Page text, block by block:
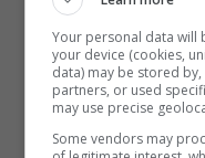
مواجهة
Your personal data
your device (cookies,
data) may be stored
partners, or used
may use precise
Some vendors may